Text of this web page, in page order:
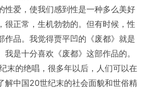
性爱，使我们感到性是一种多么美好
很正常，生机勃勃的。但有时候，性
作品。我觉得贾平凹的《废都》就是
我是十分喜欢《废都》这部作品的。
末的绝唱，很多年以后，人们可以在
解中国20世纪末的社会面貌和世俗精